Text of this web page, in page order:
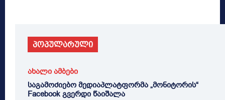
პოპულარული
ახალი ამბები
საგამოძიებო მედიაპლატფორმა „მონიტორის“
Facebook გვერდი წაიშალა